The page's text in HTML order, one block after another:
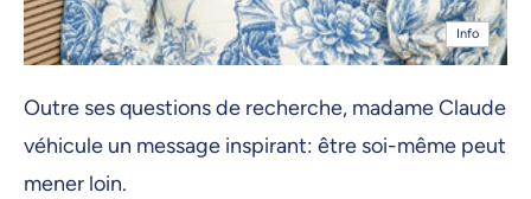
Info
Outre ses questions de recherche, madame Claude
véhicule un message inspirant: être soi-même peut
mener loin.